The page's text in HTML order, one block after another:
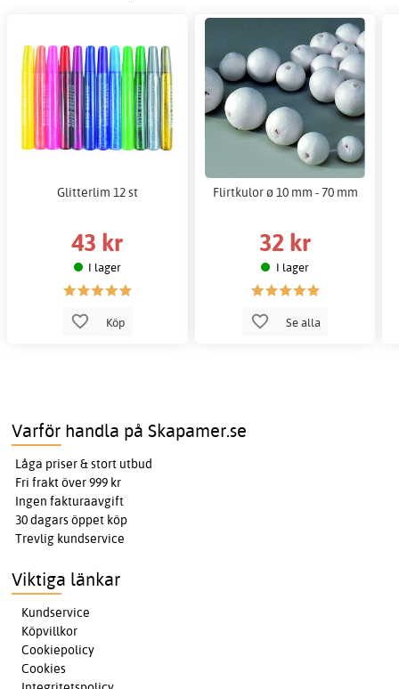
Glitterlim 12 st
43 kr
I lager
Köp
Flirtkulor ø 10 mm - 70 mm
32 kr
I lager
Se alla
Varför handla på Skapamer.se
Låga priser & stort utbud
Fri frakt över 999 kr
Ingen fakturaavgift
30 dagars öppet köp
Trevlig kundservice
Viktiga länkar
Kundservice
Köpvillkor
Cookiepolicy
Cookies